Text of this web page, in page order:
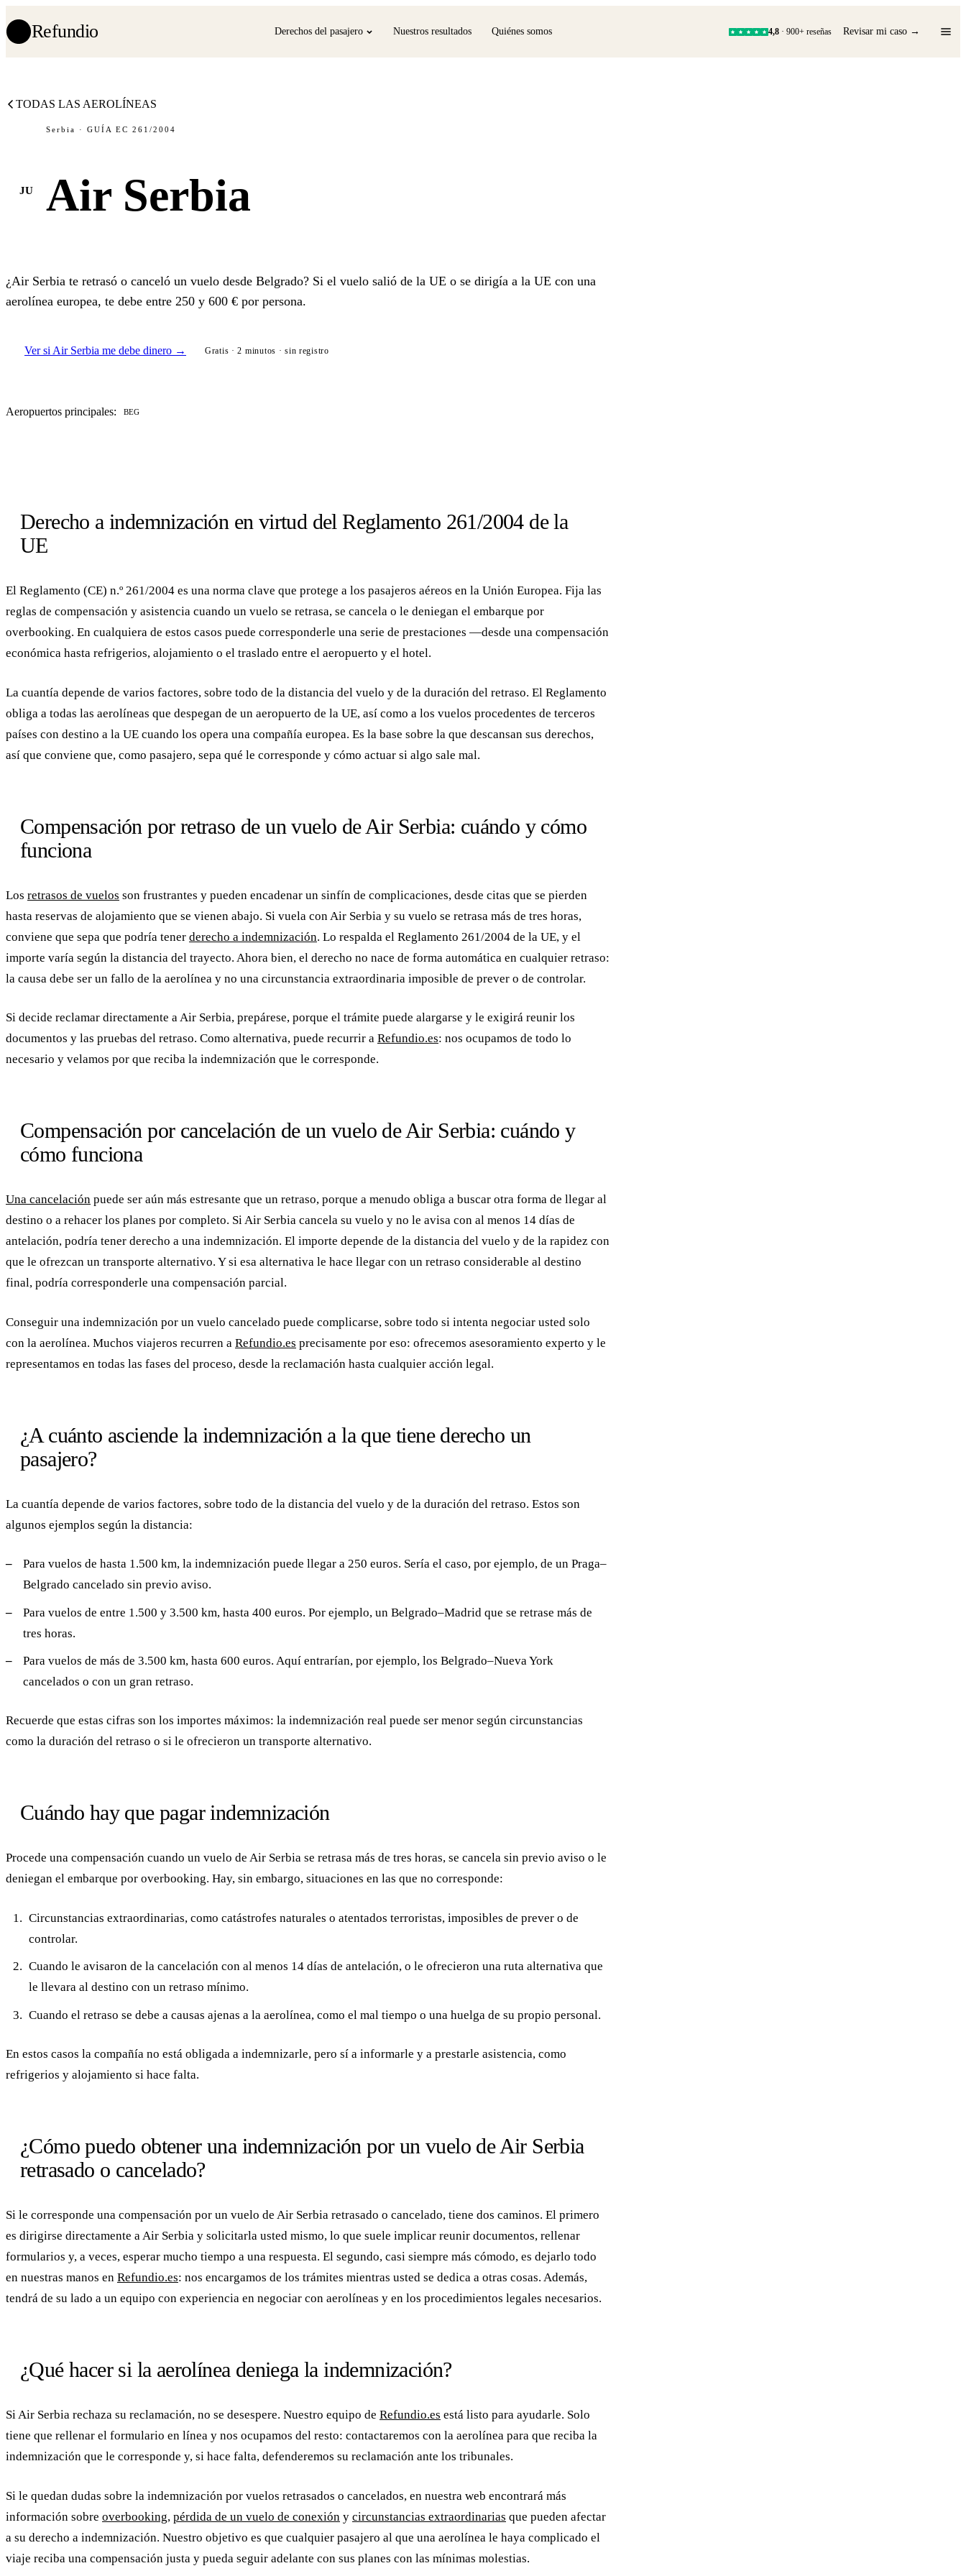
Refundio Derechos del pasajero Nuestros resultados Quiénes somos 4,8 · 900+ reseñas Revisar mi caso →
TODAS LAS AEROLÍNEAS
JU
Serbia · GUÍA EC 261/2004
Air Serbia
¿Air Serbia te retrasó o canceló un vuelo desde Belgrado? Si el vuelo salió de la UE o se dirigía a la UE con una
aerolínea europea, te debe entre 250 y 600 € por persona.
Ver si Air Serbia me debe dinero → Gratis · 2 minutos · sin registro
Aeropuertos principales: BEG
Derecho a indemnización en virtud del Reglamento 261/2004 de la
UE
El Reglamento (CE) n.º 261/2004 es una norma clave que protege a los pasajeros aéreos en la Unión Europea. Fija las
reglas de compensación y asistencia cuando un vuelo se retrasa, se cancela o le deniegan el embarque por
overbooking. En cualquiera de estos casos puede corresponderle una serie de prestaciones —desde una compensación
económica hasta refrigerios, alojamiento o el traslado entre el aeropuerto y el hotel.
La cuantía depende de varios factores, sobre todo de la distancia del vuelo y de la duración del retraso. El Reglamento
obliga a todas las aerolíneas que despegan de un aeropuerto de la UE, así como a los vuelos procedentes de terceros
países con destino a la UE cuando los opera una compañía europea. Es la base sobre la que descansan sus derechos,
así que conviene que, como pasajero, sepa qué le corresponde y cómo actuar si algo sale mal.
Compensación por retraso de un vuelo de Air Serbia: cuándo y cómo
funciona
Los retrasos de vuelos son frustrantes y pueden encadenar un sinfín de complicaciones, desde citas que se pierden
hasta reservas de alojamiento que se vienen abajo. Si vuela con Air Serbia y su vuelo se retrasa más de tres horas,
conviene que sepa que podría tener derecho a indemnización. Lo respalda el Reglamento 261/2004 de la UE, y el
importe varía según la distancia del trayecto. Ahora bien, el derecho no nace de forma automática en cualquier retraso:
la causa debe ser un fallo de la aerolínea y no una circunstancia extraordinaria imposible de prever o de controlar.
Si decide reclamar directamente a Air Serbia, prepárese, porque el trámite puede alargarse y le exigirá reunir los
documentos y las pruebas del retraso. Como alternativa, puede recurrir a Refundio.es: nos ocupamos de todo lo
necesario y velamos por que reciba la indemnización que le corresponde.
Compensación por cancelación de un vuelo de Air Serbia: cuándo y
cómo funciona
Una cancelación puede ser aún más estresante que un retraso, porque a menudo obliga a buscar otra forma de llegar al
destino o a rehacer los planes por completo. Si Air Serbia cancela su vuelo y no le avisa con al menos 14 días de
antelación, podría tener derecho a una indemnización. El importe depende de la distancia del vuelo y de la rapidez con
que le ofrezcan un transporte alternativo. Y si esa alternativa le hace llegar con un retraso considerable al destino
final, podría corresponderle una compensación parcial.
Conseguir una indemnización por un vuelo cancelado puede complicarse, sobre todo si intenta negociar usted solo
con la aerolínea. Muchos viajeros recurren a Refundio.es precisamente por eso: ofrecemos asesoramiento experto y le
representamos en todas las fases del proceso, desde la reclamación hasta cualquier acción legal.
¿A cuánto asciende la indemnización a la que tiene derecho un
pasajero?
La cuantía depende de varios factores, sobre todo de la distancia del vuelo y de la duración del retraso. Estos son
algunos ejemplos según la distancia:
Para vuelos de hasta 1.500 km, la indemnización puede llegar a 250 euros. Sería el caso, por ejemplo, de un Praga–
Belgrado cancelado sin previo aviso.
Para vuelos de entre 1.500 y 3.500 km, hasta 400 euros. Por ejemplo, un Belgrado–Madrid que se retrase más de
tres horas.
Para vuelos de más de 3.500 km, hasta 600 euros. Aquí entrarían, por ejemplo, los Belgrado–Nueva York
cancelados o con un gran retraso.
Recuerde que estas cifras son los importes máximos: la indemnización real puede ser menor según circunstancias
como la duración del retraso o si le ofrecieron un transporte alternativo.
Cuándo hay que pagar indemnización
Procede una compensación cuando un vuelo de Air Serbia se retrasa más de tres horas, se cancela sin previo aviso o le
deniegan el embarque por overbooking. Hay, sin embargo, situaciones en las que no corresponde:
Circunstancias extraordinarias, como catástrofes naturales o atentados terroristas, imposibles de prever o de
controlar.
Cuando le avisaron de la cancelación con al menos 14 días de antelación, o le ofrecieron una ruta alternativa que
le llevara al destino con un retraso mínimo.
Cuando el retraso se debe a causas ajenas a la aerolínea, como el mal tiempo o una huelga de su propio personal.
En estos casos la compañía no está obligada a indemnizarle, pero sí a informarle y a prestarle asistencia, como
refrigerios y alojamiento si hace falta.
¿Cómo puedo obtener una indemnización por un vuelo de Air Serbia
retrasado o cancelado?
Si le corresponde una compensación por un vuelo de Air Serbia retrasado o cancelado, tiene dos caminos. El primero
es dirigirse directamente a Air Serbia y solicitarla usted mismo, lo que suele implicar reunir documentos, rellenar
formularios y, a veces, esperar mucho tiempo a una respuesta. El segundo, casi siempre más cómodo, es dejarlo todo
en nuestras manos en Refundio.es: nos encargamos de los trámites mientras usted se dedica a otras cosas. Además,
tendrá de su lado a un equipo con experiencia en negociar con aerolíneas y en los procedimientos legales necesarios.
¿Qué hacer si la aerolínea deniega la indemnización?
Si Air Serbia rechaza su reclamación, no se desespere. Nuestro equipo de Refundio.es está listo para ayudarle. Solo
tiene que rellenar el formulario en línea y nos ocupamos del resto: contactaremos con la aerolínea para que reciba la
indemnización que le corresponde y, si hace falta, defenderemos su reclamación ante los tribunales.
Si le quedan dudas sobre la indemnización por vuelos retrasados o cancelados, en nuestra web encontrará más
información sobre overbooking, pérdida de un vuelo de conexión y circunstancias extraordinarias que pueden afectar
a su derecho a indemnización. Nuestro objetivo es que cualquier pasajero al que una aerolínea le haya complicado el
viaje reciba una compensación justa y pueda seguir adelante con sus planes con las mínimas molestias.